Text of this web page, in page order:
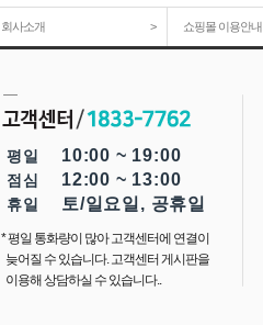
회사소개 > 쇼핑몰 이용안내
평일 10:00 ~ 19:00
점심 12:00 ~ 13:00
휴일 토/일요일, 공휴일
* 평일 통화량이 많아 고객센터에 연결이
늦어질 수 있습니다. 고객센터 게시판을
이용해 상담하실 수 있습니다..